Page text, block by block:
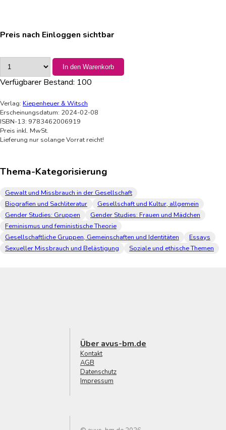
Preis nach Einloggen sichtbar
In den Warenkorb
Verfügbarer Bestand: 100
Verlag: Kiepenheuer & Witsch
Erscheinungsdatum: 2024-02-08
ISBN-13: 9783462006919
Preis inkl. MwSt.
Lieferung nur solange Vorrat reicht!
Thema-Kategorisierung
Gewalt und Missbrauch in der Gesellschaft
Biografien und Sachliteratur
Gesellschaft und Kultur, allgemein
Gender Studies: Gruppen
Gender Studies: Frauen und Mädchen
Feminismus und feministische Theorie
Gesellschaftliche Gruppen, Gemeinschaften und Identitäten
Essays
Sexueller Missbrauch und Belästigung
Soziale und ethische Themen
Über avus-bm.de
Kontakt
AGB
Datenschutz
Impressum